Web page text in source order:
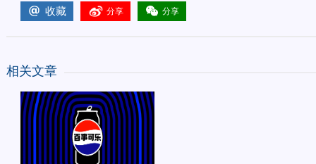
收藏 分享 分享
相关文章